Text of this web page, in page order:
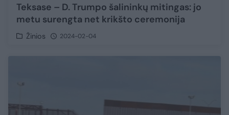
Teksase – D. Trumpo šalininkų mitingas: jo
metu surengta net krikšto ceremonija
Žinios 2024-02-04